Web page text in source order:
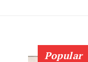
Popular